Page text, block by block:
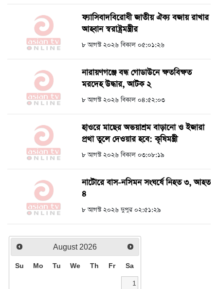
ফ্যাসিবাদবিরোধী জাতীয় ঐক্য বজায় রাখার
আহ্বান স্বরাষ্ট্রমন্ত্রীর
৮ আগস্ট ২০২৬ বিকাল ০৫:০১:২৬
নারায়ণগঞ্জে বন্ধ গোডাউনে ক্ষতবিক্ষত
মরদেহ উদ্ধার, আটক ২
৮ আগস্ট ২০২৬ বিকাল ০৪:৫২:০৩
হাওরে মাছের অভয়াশ্রম বাড়ানো ও ইজারা
প্রথা তুলে দেওয়ার হবে: কৃষিমন্ত্রী
৮ আগস্ট ২০২৬ বিকাল ০৩:০৮:১৯
নাটোরে বাস-নসিমন সংঘর্ষে নিহত ৩, আহত
৪
৮ আগস্ট ২০২৬ দুপুর ০২:৫১:২৯
August 2026
Su Mo Tu We Th Fr Sa
1